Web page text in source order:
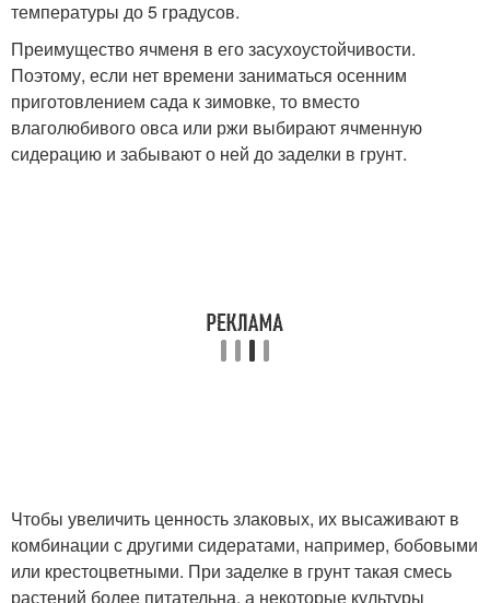
температуры до 5 градусов.
Преимущество ячменя в его засухоустойчивости.
Поэтому, если нет времени заниматься осенним
приготовлением сада к зимовке, то вместо
влаголюбивого овса или ржи выбирают ячменную
сидерацию и забывают о ней до заделки в грунт.
Чтобы увеличить ценность злаковых, их высаживают в
комбинации с другими сидератами, например, бобовыми
или крестоцветными. При заделке в грунт такая смесь
растений более питательна, а некоторые культуры